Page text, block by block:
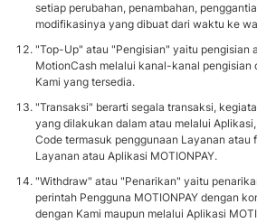
setiap perubahan, penambahan,
modifikasinya yang dibuat dari waktu ke
"Top-Up" atau "Pengisian" yaitu pengisian
MotionCash melalui kanal-kanal pengisian
Kami yang tersedia.
"Transaksi" berarti segala transaksi,
yang dilakukan dalam atau melalui
Code termasuk penggunaan Layanan
Layanan atau Aplikasi MOTIONPAY.
"Withdraw" atau "Penarikan" yaitu
perintah Pengguna MOTIONPAY dengan
dengan Kami maupun melalui Aplikasi